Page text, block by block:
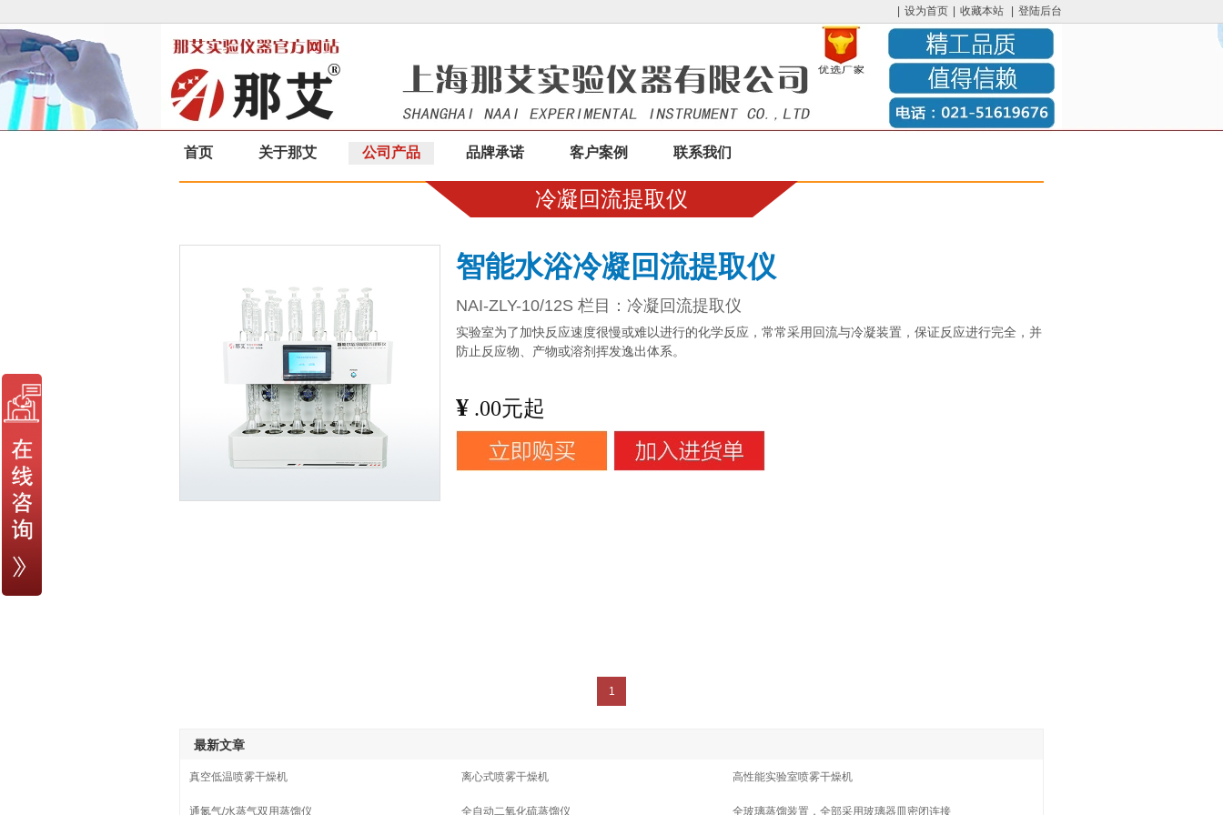
设为首页 收藏本站 登陆后台
首页 关于那艾 公司产品 品牌承诺 客户案例 联系我们
冷凝回流提取仪
智能水浴冷凝回流提取仪
NAI-ZLY-10/12S 栏目： 冷凝回流提取仪
实验室为了加快反应速度很慢或难以进行的化学反应，常常采用回流与冷凝装置，保证反应进行完全，并
防止反应物、产物或溶剂挥发逸出体系。
¥ .00元起
1
最新文章
真空低温喷雾干燥机 离心式喷雾干燥机 高性能实验室喷雾干燥机
通氮气/水蒸气双用蒸馏仪 全自动二氧化硫蒸馏仪 全玻璃蒸馏装置，全部采用玻璃器皿密闭连接